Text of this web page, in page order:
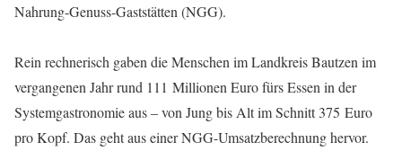
Nahrung-Genuss-Gaststätten (NGG).
Rein rechnerisch gaben die Menschen im Landkreis Bautzen im
vergangenen Jahr rund 111 Millionen Euro fürs Essen in der
Systemgastronomie aus – von Jung bis Alt im Schnitt 375 Euro
pro Kopf. Das geht aus einer NGG-Umsatzberechnung hervor.